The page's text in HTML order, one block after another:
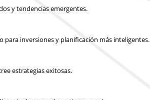
y tendencias emergentes.
para inversiones y planificación más inteligentes.
estrategias exitosas.